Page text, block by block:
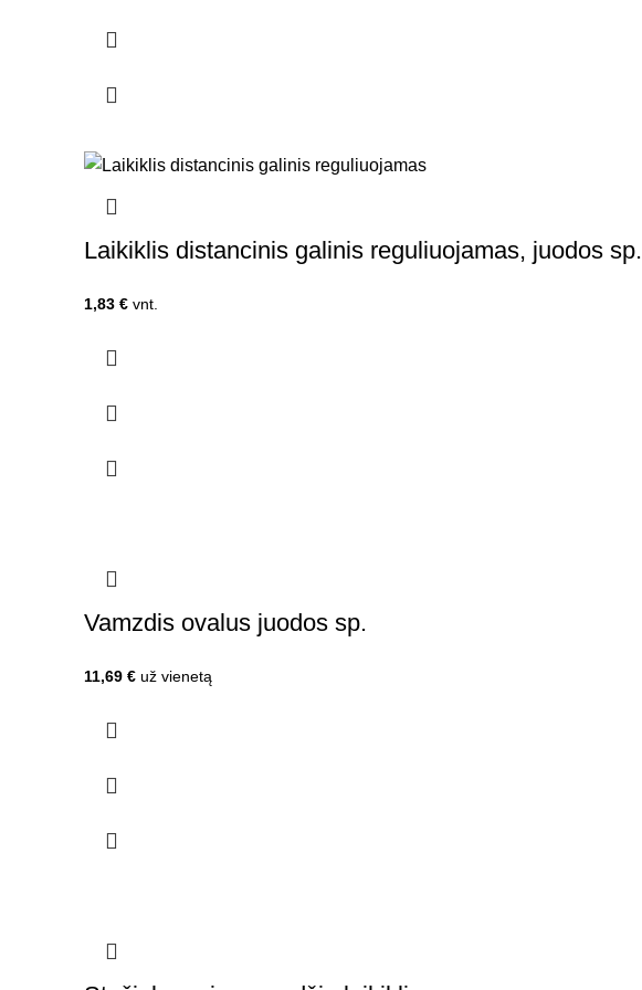
Laikiklis distancinis galinis reguliuojamas, juodos sp.
1,83 € vnt.
Vamzdis ovalus juodos sp.
11,69 € už vienetą